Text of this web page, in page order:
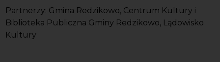
Partnerzy: Gmina Redzikowo, Centrum Kultury i
Biblioteka Publiczna Gminy Redzikowo, Lądowisko
Kultury